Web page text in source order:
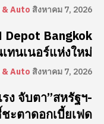
& Auto สิงหาคม 7, 2026
Depot Bangkok
ทนเนอร์แห่งใหม่
& Auto สิงหาคม 7, 2026
ง จับตา”สหรัฐฯ-
ะตาดอกเบี้ยเฟด